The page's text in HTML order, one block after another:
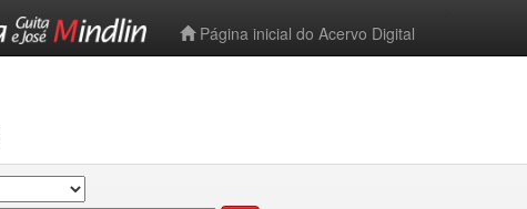
Página inicial do Acervo Digital